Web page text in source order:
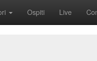
Ospiti Live